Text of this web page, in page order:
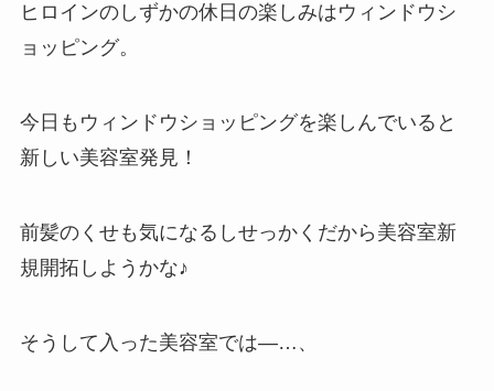
ヒロインのしずかの休日の楽しみはウィンドウシ
ョッピング。
今日もウィンドウショッピングを楽しんでいると
新しい美容室発見！
前髪のくせも気になるしせっかくだから美容室新
規開拓しようかな♪
そうして入った美容室では―…、